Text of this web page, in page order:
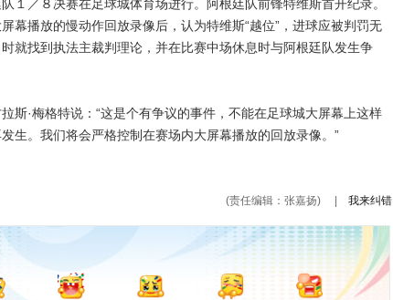
／８决赛在足球城体育场进行。阿根廷队前锋特维斯首开纪录。
幕播放的慢动作回放录像后，认为特维斯“越位”，进球应被判罚无
就找到执法主裁判理论，并在比赛中场休息时与阿根廷队发生争
·梅格特说：“这是个有争议的事件，不能在足球城大屏幕上这样
生。我们将会严格控制在赛场内大屏幕播放的回放录像。”
(责任编辑：张嘉扬) 我来纠错